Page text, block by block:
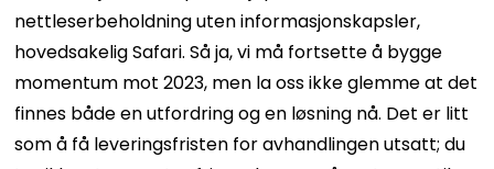
nettleserbeholdning uten informasjonskapsler,
hovedsakelig Safari. Så ja, vi må fortsette å bygge
momentum mot 2023, men la oss ikke glemme at det
finnes både en utfordring og en løsning nå. Det er litt
som å få leveringsfristen for avhandlingen utsatt; du